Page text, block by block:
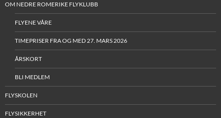
OM NEDRE ROMERIKE FLYKLUBB
FLYENE VÅRE
TIMEPRISER FRA OG MED 27. MARS 2026
ÅRSKORT
BLI MEDLEM
FLYSKOLEN
FLYSIKKERHET